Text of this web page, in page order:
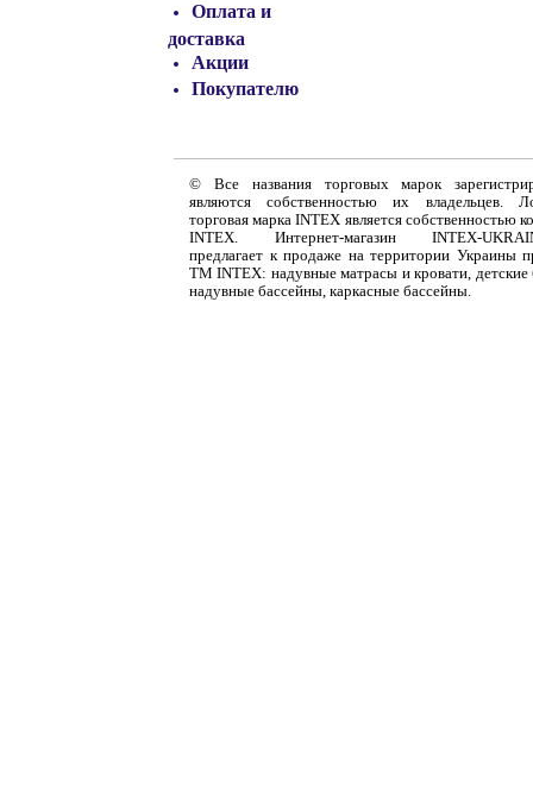
Оплата и
доставка
Акции
Покупателю
© Все названия торговых марок
являются собственностью их владельцев.
торговая марка INTEX является собственностью
INTEX. Интернет-магазин INTEX-
предлагает к продаже на территории Украины
ТМ INTEX: надувные матрасы и кровати, детские
надувные бассейны, каркасные бассейны.